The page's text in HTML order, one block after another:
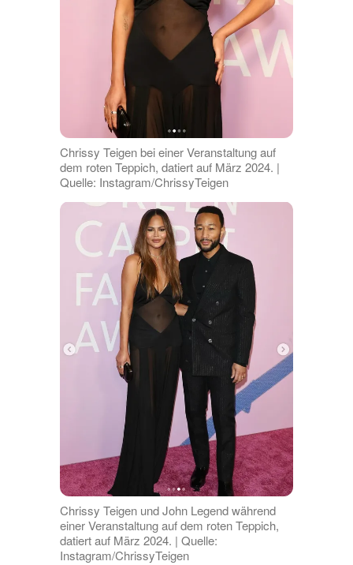
Chrissy Teigen bei einer Veranstaltung auf
dem roten Teppich, datiert auf März 2024. |
Quelle: Instagram/ChrissyTeigen
Chrissy Teigen und John Legend während
einer Veranstaltung auf dem roten Teppich,
datiert auf März 2024. | Quelle:
Instagram/ChrissyTeigen